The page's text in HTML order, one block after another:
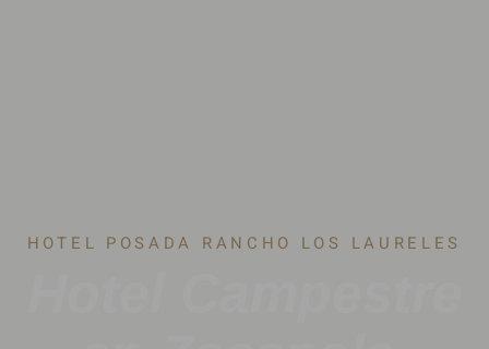
HOTEL POSADA RANCHO LOS LAURELES